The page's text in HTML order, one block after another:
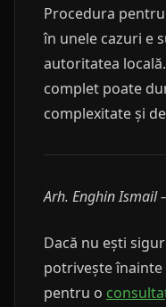
Procedura
în unele cazuri e
autoritatea
complet poate
complexitate și
Arh. Enghin Ismail
Dacă nu ești
potrivește
pentru o